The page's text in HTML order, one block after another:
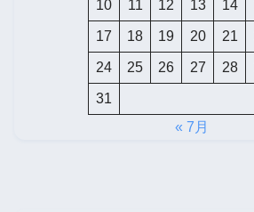
10 11 12 13 14
17 18 19 20 21
24 25 26 27 28
31
« 7月